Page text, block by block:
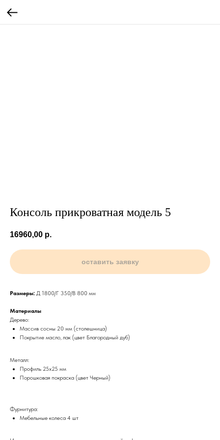
Консоль прикроватная модель 5
16960,00 р.
оставить заявку
Размеры: Д 1800/Г 350/В 800 мм
Материалы
Дерево:
Массив сосны 20 мм (столешница)
Покрытие масло, лак (цвет Благородный дуб)
Металл:
Профиль 25х25 мм
Порошковая покраска (цвет Черный)
Фурнитура:
Мебельные колеса 4 шт